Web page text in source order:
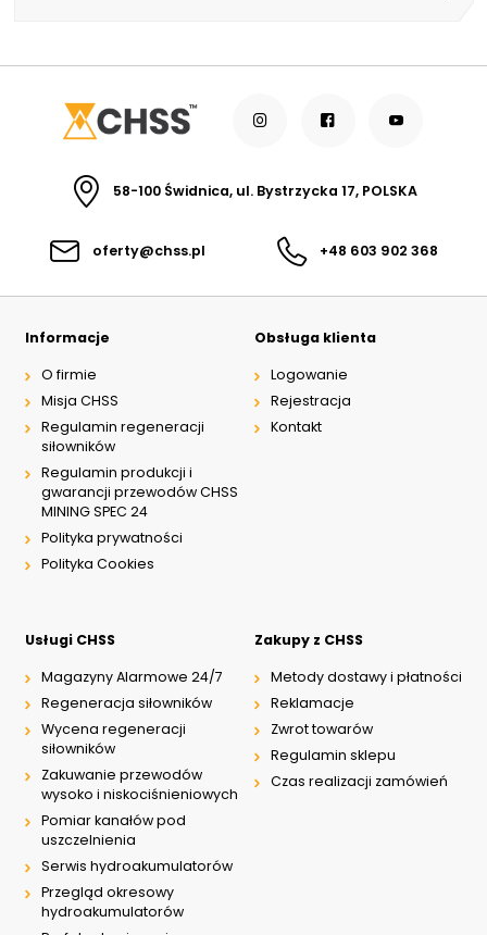
58-100 Świdnica, ul. Bystrzycka 17, POLSKA
oferty@chss.pl +48 603 902 368
Informacje
O firmie
Misja CHSS
Regulamin regeneracji
siłowników
Regulamin produkcji i
gwarancji przewodów CHSS
MINING SPEC 24
Polityka prywatności
Polityka Cookies
Obsługa klienta
Logowanie
Rejestracja
Kontakt
Usługi CHSS
Magazyny Alarmowe 24/7
Regeneracja siłowników
Wycena regeneracji
siłowników
Zakuwanie przewodów
wysoko i niskociśnieniowych
Pomiar kanałów pod
uszczelnienia
Serwis hydroakumulatorów
Przegląd okresowy
hydroakumulatorów
Zakupy z CHSS
Metody dostawy i płatności
Reklamacje
Zwrot towarów
Regulamin sklepu
Czas realizacji zamówień